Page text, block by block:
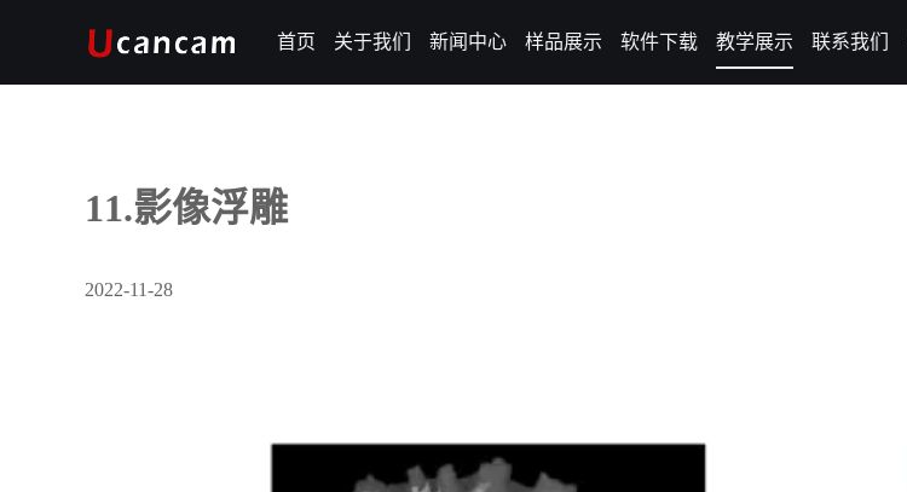
首页 关于我们 新闻中心 样品展示 软件下载 教学展示 联系我们
11.影像浮雕
2022-11-28